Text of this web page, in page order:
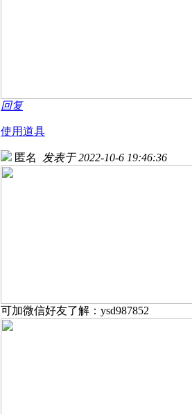
回复
使用道具
匿名 发表于 2022-10-6 19:46:36
可加微信好友了解：ysd987852